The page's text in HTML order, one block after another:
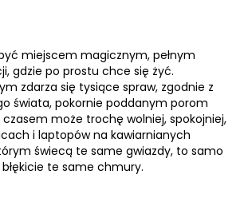
miejscem magicznym, pełnym
gdzie po prostu chce się żyć.
zdarza się tysiące spraw, zgodnie z
świata, pokornie poddanym porom
może trochę wolniej, spokojniej,
i laptopów na kawiarnianych
świecą te same gwiazdy, to samo
błękicie te same chmury.